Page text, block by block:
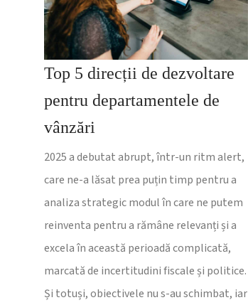
Top 5 direcții de dezvoltare
pentru departamentele de
vânzări
2025 a debutat abrupt, într-un ritm alert,
care ne-a lăsat prea puțin timp pentru a
analiza strategic modul în care ne putem
reinventa pentru a rămâne relevanți și a
excela în această perioadă complicată,
marcată de incertitudini fiscale și politice.
Și totuși, obiectivele nu s-au schimbat, iar